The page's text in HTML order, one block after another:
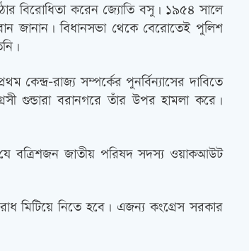
বিরোধিতা করেন জ্যোতি বসু। ১৯৫৪ সালে
জানান। বিধানসভা থেকে বেরোতেই পুলিশ
কেন্দ্র-রাজ্য সম্পর্কের পুনর্বিন্যাসের দাবিতে
গুন্ডারা বরানগরে তাঁর উপর হামলা করে।
যে বত্রিশজন জাতীয় পরিষদ সদস্য ওয়াকআউট
মিটিয়ে নিতে হবে। এজন্য কংগ্রেস সরকার